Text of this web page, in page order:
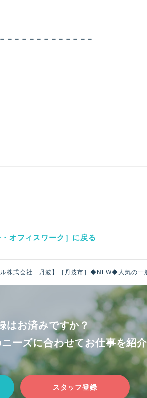
＝＝＝＝＝＝＝＝＝＝＝＝
オフィスワーク］に戻る
ル株式会社 丹波】［丹波市］◆NEW◆人気の
はお済みですか？
ーズに合わせてお仕事を紹
スタッフ登録